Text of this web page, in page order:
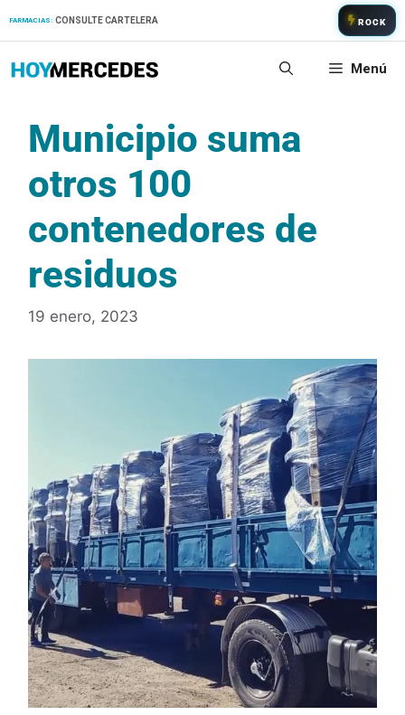
FARMACIAS: CONSULTE CARTELERA ROCK
Menú
Municipio suma
otros 100
contenedores de
residuos
19 enero, 2023